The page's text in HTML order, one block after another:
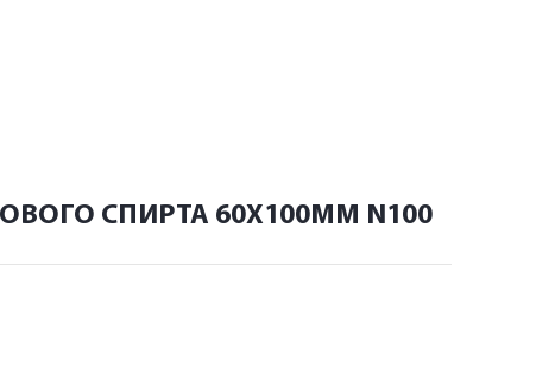
СПИРТА 60Х100ММ N100